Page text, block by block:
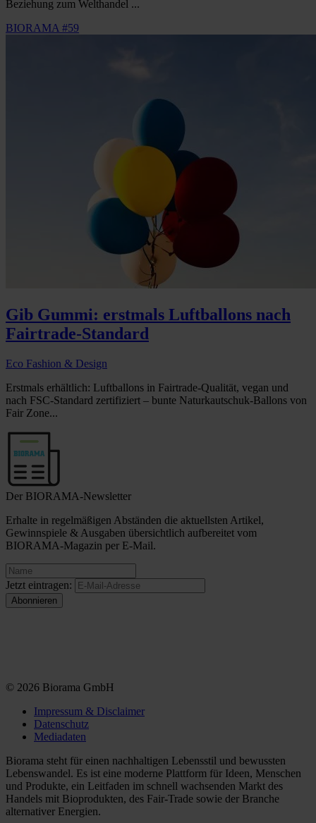
Beziehung zum Welthandel ...
BIORAMA #59
Gib Gummi: erstmals Luftballons nach
Fairtrade-Standard
Eco Fashion & Design
Erstmals erhältlich: Luftballons in Fairtrade-Qualität, vegan und
nach FSC-Standard zertifiziert – bunte Naturkautschuk-Ballons von
Fair Zone...
Der BIORAMA-Newsletter
Erhalte in regelmäßigen Abständen die aktuellsten Artikel,
Gewinnspiele & Ausgaben übersichtlich aufbereitet vom
BIORAMA-Magazin per E-Mail.
Jetzt eintragen:
© 2026 Biorama GmbH
Impressum & Disclaimer
Datenschutz
Mediadaten
Biorama steht für einen nachhaltigen Lebensstil und bewussten
Lebenswandel. Es ist eine moderne Plattform für Ideen, Menschen
und Produkte, ein Leitfaden im schnell wachsenden Markt des
Handels mit Bioprodukten, des Fair-Trade sowie der Branche
alternativer Energien.